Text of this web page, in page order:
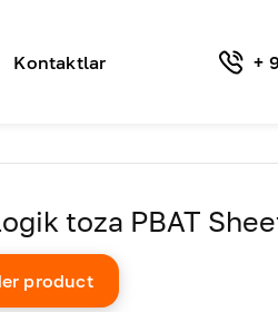
Kontaktlar +
toza PBAT
product